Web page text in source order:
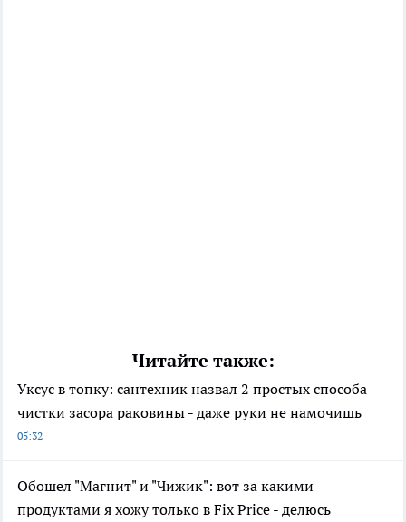
Читайте также:
Уксус в топку: сантехник назвал 2 простых способа
чистки засора раковины - даже руки не намочишь
05:32
Обошел "Магнит" и "Чижик": вот за какими
продуктами я хожу только в Fix Price - делюсь